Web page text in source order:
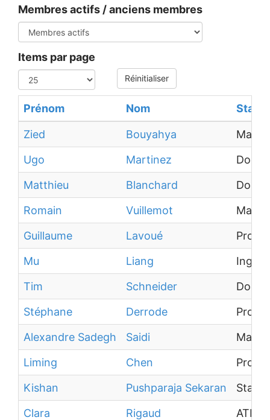
Membres actifs / anciens membres
Items par page
Réinitialiser
Prénom Nom Statut
Zied Bouyahya
Ugo
Martinez
Matthieu
Blanchard
Romain
Vuillemot
Guillaume
Lavoué
Mu
Liang
Tim
Schneider
Stéphane
Derrode
Alexandre Sadegh
Saidi
Liming
Chen
Kishan
Pushparaja Sekaran
Clara
Rigaud
ATER